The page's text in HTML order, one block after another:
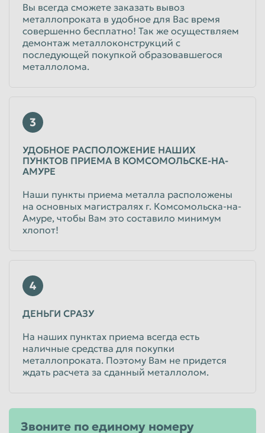
Вы всегда сможете заказать вывоз
металлопроката в удобное для Вас время
совершенно бесплатно! Так же осуществляем
демонтаж металлоконструкций с
последующей покупкой образовавшегося
металлолома.
3
УДОБНОЕ РАСПОЛОЖЕНИЕ НАШИХ
ПУНКТОВ ПРИЕМА В КОМСОМОЛЬСКЕ-НА-
АМУРЕ
Наши пункты приема металла расположены
на основных магистралях г. Комсомольска-на-
Амуре, чтобы Вам это составило минимум
хлопот!
4
ДЕНЬГИ СРАЗУ
На наших пунктах приема всегда есть
наличные средства для покупки
металлопроката. Поэтому Вам не придется
ждать расчета за сданный металлолом.
Звоните по единому номеру